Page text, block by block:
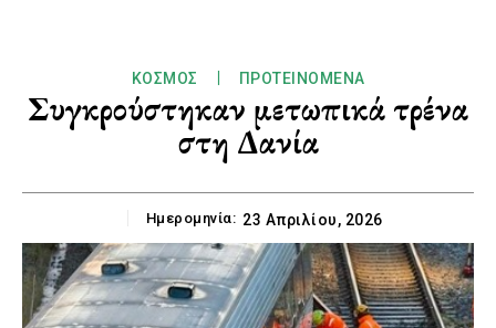
ΚΌΣΜΟΣ ΠΡΟΤΕΙΝΌΜΕΝΑ
Συγκρούστηκαν μετωπικά τρένα
στη Δανία
Ημερομηνία: 23 Απριλίου, 2026